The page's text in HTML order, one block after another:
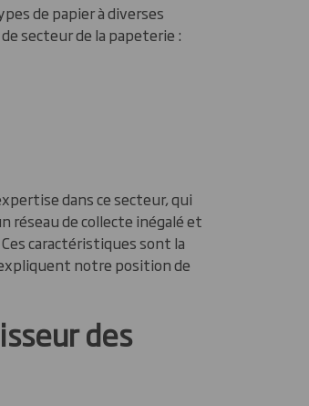
de papier à diverses
secteur de la papeterie :
dans ce secteur, qui
réseau de collecte inégalé et
caractéristiques sont la
notre position de
des